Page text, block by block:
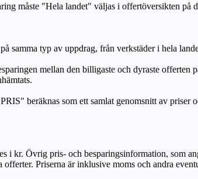
måste "Hela landet" väljas i offertöversikten på
samma typ av uppdrag, från verkstäder i hela
mellan den billigaste och dyraste
beräknas som ett samlat genomsnitt av priser
i kr. Övrig pris- och besparingsinformation, som
Priserna är inklusive moms och andra